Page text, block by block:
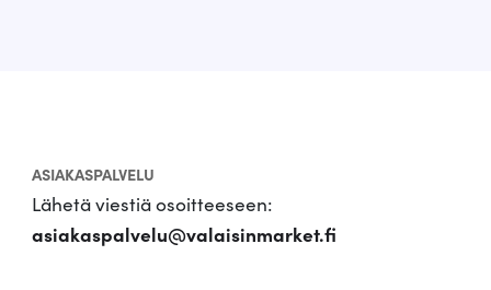
ASIAKASPALVELU
Lähetä viestiä osoitteeseen:
asiakaspalvelu@valaisinmarket.fi